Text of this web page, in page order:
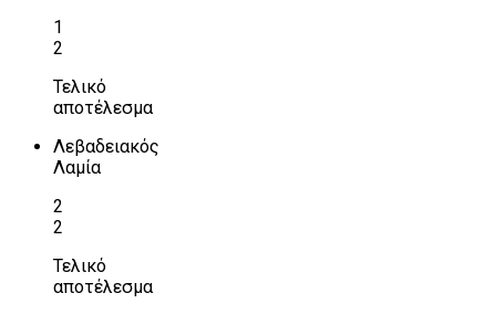
1
2
Τελικό
αποτέλεσμα
Λεβαδειακός
Λαμία
2
2
Τελικό
αποτέλεσμα